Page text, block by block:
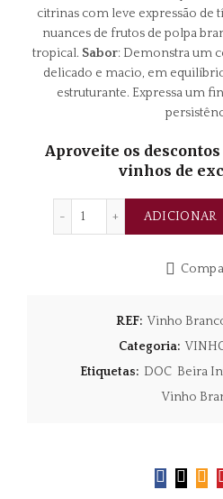
citrinas com leve expressão de
nuances de frutos de polpa
tropical. Sabor: Demonstra um
delicado e macio, em
estruturante. Expressa um
Aproveite os
vinhos de
Quantidade de Quinta
ADICIONAR
REF: Vinho
Categoria:
Etiquetas: DOC Beira
Vinho